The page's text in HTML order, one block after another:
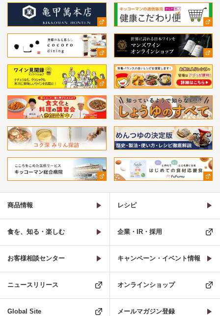
商品情報 レシピ
食を、知る・楽しむ 企業・IR・採用
お客様相談センター キャンペーン・イベント情報
ニュースリリース オンラインショップ
Global Site メールマガジン登録